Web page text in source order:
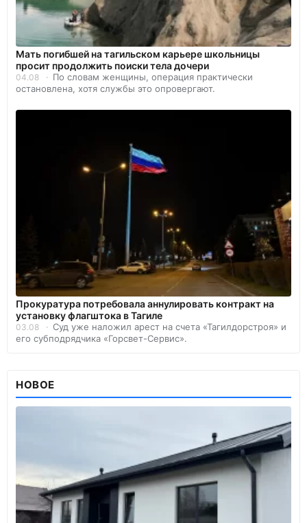
Мать погибшей на тагильском карьере школьницы
просит продолжить поиски тела дочери
04.08
По словам женщины, операция практически
остановлена, хотя службы это опровергают.
Прокуратура потребовала аннулировать контракт на
установку флагштока в Тагиле
03.08
Суд уже наложил арест на счета «Тагилдорстроя» и
его субподрядчика «Горсвет-Сервис».
НОВОЕ